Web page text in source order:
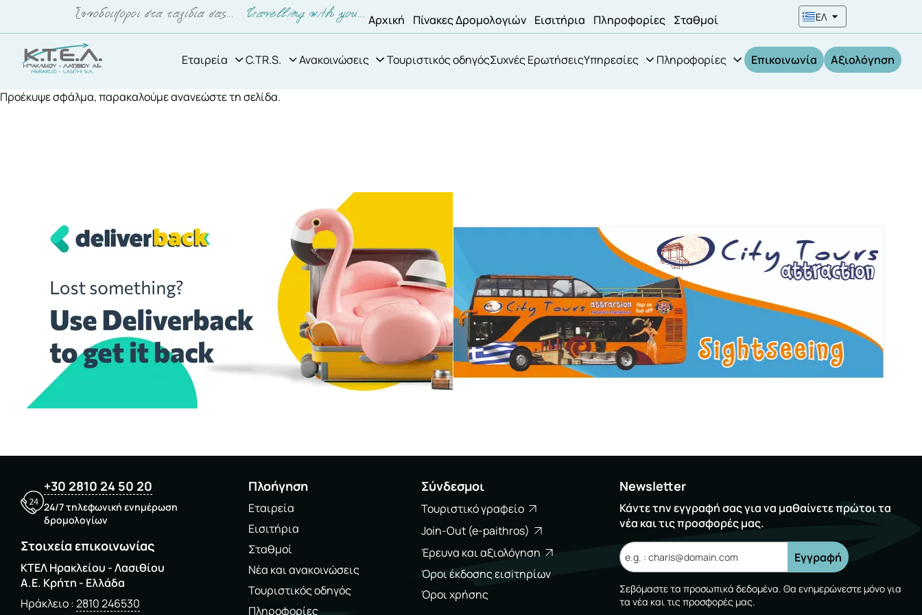
Αρχική Πίνακες Δρομολογιών Εισιτήρια Πληροφορίες Σταθμοί ΕΛ
Εταιρεία C.TR.S. Ανακοινώσεις Τουριστικός οδηγόςΣυχνές ΕρωτήσειςΥπηρεσίες Πληροφορίες Επικοινωνία Αξιολόγηση
Προέκυψε σφάλμα, παρακαλούμε ανανεώστε τη σελίδα.
+30 2810 24 50 20
24/7 τηλεφωνική ενημέρωση
δρομολογίων
Στοιχεία επικοινωνίας
ΚΤΕΛ Ηρακλείου - Λασιθίου
A.E. Kρήτη - Ελλάδα
Ηράκλειο 2810 246530
Πλοήγηση
Εταιρεία
Εισιτήρια
Σταθμοί
Νέα και ανακοινώσεις
Τουριστικός οδηγός
Πληροφορίες
Σύνδεσμοι
Τουριστικό γραφείο
Join-Out (e-paithros)
Έρευνα και αξιολόγηση
Όροι έκδοσης εισiτηρίων
Όροι χρήσης
Newsletter
Κάντε την εγγραφή σας για να μαθαίνετε πρώτοι τα
νέα και τις προσφορές μας.
Εγγραφή
Σεβόμαστε τα προσωπικά δεδομένα. Θα ενημερώνεστε μόνο για
τα νέα και τις προσφορές μας.